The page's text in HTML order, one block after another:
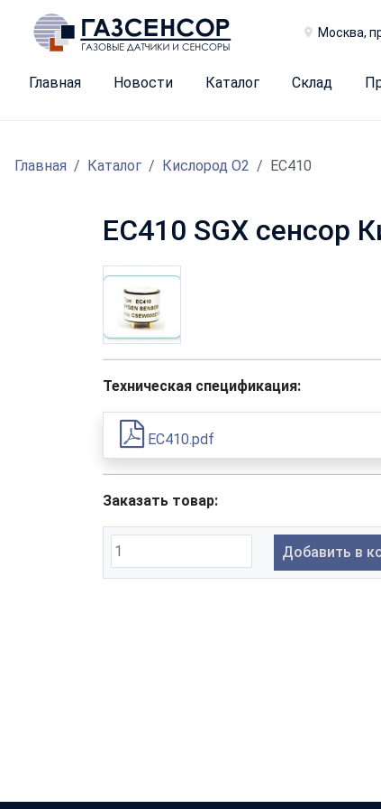
Москва,
Главная Новости Каталог Склад
Главная Каталог Кислород O2 EC410
EC410 SGX сенсор
Техническая спецификация:
EC410.pdf
Заказать товар:
Добавить в